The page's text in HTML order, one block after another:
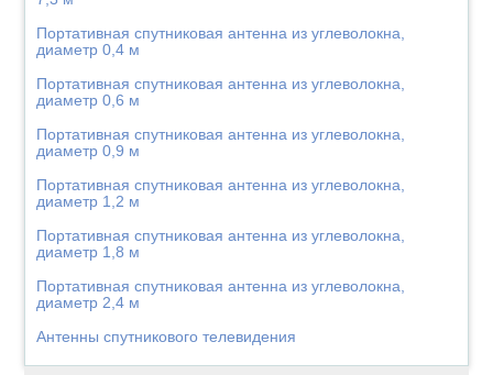
Портативная спутниковая антенна из углеволокна,
диаметр 0,4 м
Портативная спутниковая антенна из углеволокна,
диаметр 0,6 м
Портативная спутниковая антенна из углеволокна,
диаметр 0,9 м
Портативная спутниковая антенна из углеволокна,
диаметр 1,2 м
Портативная спутниковая антенна из углеволокна,
диаметр 1,8 м
Портативная спутниковая антенна из углеволокна,
диаметр 2,4 м
Антенны спутникового телевидения